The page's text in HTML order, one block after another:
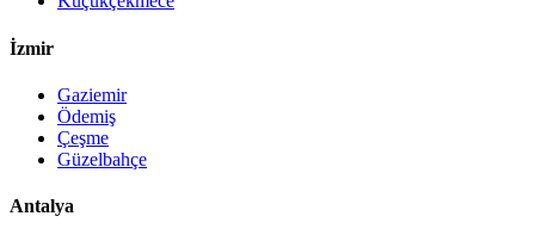
İzmir
Gaziemir
Ödemiş
Çeşme
Güzelbahçe
Antalya